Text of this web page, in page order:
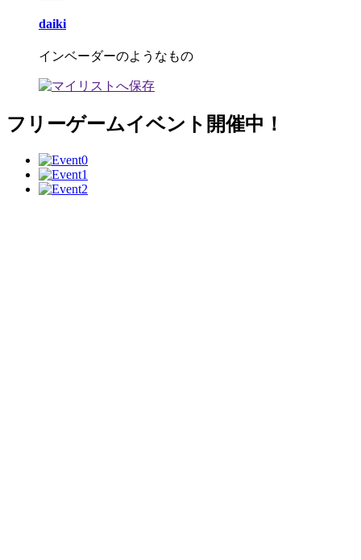
daiki
インベーダーのようなもの
フリーゲームイベント開催中！